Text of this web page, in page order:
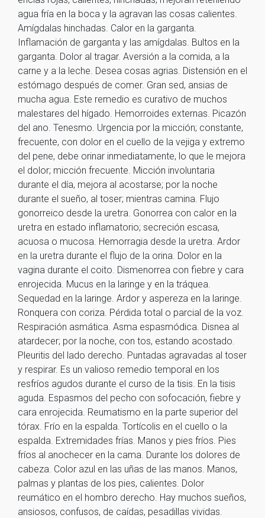
agua fría en la boca y la agravan las cosas calientes.
Amígdalas hinchadas. Calor en la garganta.
Inflamación de garganta y las amígdalas. Bultos en la
garganta. Dolor al tragar. Aversión a la comida, a la
carne y a la leche. Desea cosas agrias. Distensión en el
estómago después de comer. Gran sed, ansias de
mucha agua. Este remedio es curativo de muchos
malestares del hígado. Hemorroides externas. Picazón
del ano. Tenesmo. Urgencia por la micción; constante,
frecuente, con dolor en el cuello de la vejiga y extremo
del pene, debe orinar inmediatamente, lo que le mejora
el dolor; micción frecuente. Micción involuntaria
durante el día, mejora al acostarse; por la noche
durante el sueño, al toser; mientras camina. Flujo
gonorreico desde la uretra. Gonorrea con calor en la
uretra en estado inflamatorio; secreción escasa,
acuosa o mucosa. Hemorragia desde la uretra. Ardor
en la uretra durante el flujo de la orina. Dolor en la
vagina durante el coito. Dismenorrea con fiebre y cara
enrojecida. Mucus en la laringe y en la tráquea.
Sequedad en la laringe. Ardor y aspereza en la laringe.
Ronquera con coriza. Pérdida total o parcial de la voz.
Respiración asmática. Asma espasmódica. Disnea al
atardecer; por la noche, con tos, estando acostado.
Pleuritis del lado derecho. Puntadas agravadas al toser
y respirar. Es un valioso remedio temporal en los
resfríos agudos durante el curso de la tisis. En la tisis
aguda. Espasmos del pecho con sofocación, fiebre y
cara enrojecida. Reumatismo en la parte superior del
tórax. Frío en la espalda. Tortícolis en el cuello o la
espalda. Extremidades frías. Manos y pies fríos. Pies
fríos al anochecer en la cama. Durante los dolores de
cabeza. Color azul en las uñas de las manos. Manos,
palmas y plantas de los pies, calientes. Dolor
reumático en el hombro derecho. Hay muchos sueños,
ansiosos, confusos, de caídas, pesadillas vividas.